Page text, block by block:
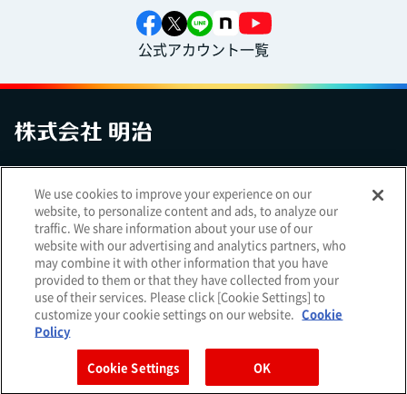
公式アカウント一覧
アクセシビリティへの対応方針ご利用規約明治グループのDX
Cookie Settings
明治ホールディングス株式会社 （ EN ｜簡体 ）
Meiji Seika ファルマ株式会社
Copyright Meiji Co., Ltd. All Rights Reserved.
We use cookies to improve your experience on our
website, to personalize content and ads, to analyze our
traffic. We share information about your use of our
website with our advertising and analytics partners, who
may combine it with other information that you have
provided to them or that they have collected from your
use of their services. Please click [Cookie Settings] to
customize your cookie settings on our website. Cookie
Policy
Cookie Settings OK